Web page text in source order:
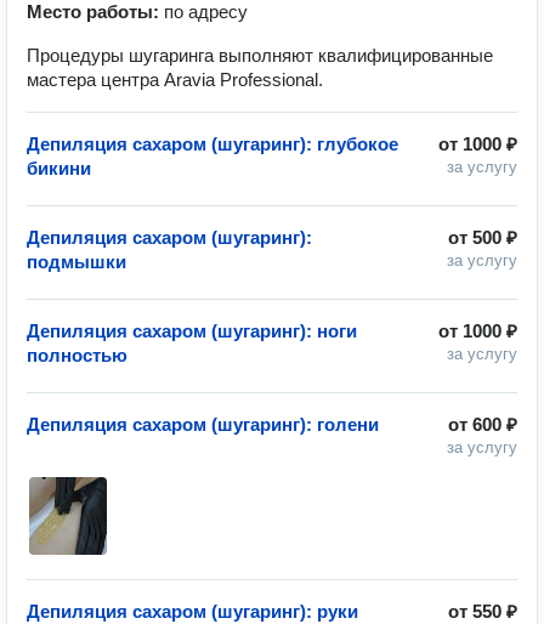
Место работы: по адресу
Процедуры шугаринга выполняют квалифицированные
мастера центра Aravia Professional.
от 1000 ₽
за услугу
Депиляция сахаром (шугаринг): глубокое
бикини
от 500 ₽
за услугу
Депиляция сахаром (шугаринг):
подмышки
от 1000 ₽
за услугу
Депиляция сахаром (шугаринг): ноги
полностью
от 600 ₽
за услугу
Депиляция сахаром (шугаринг): голени
от 550 ₽
Депиляция сахаром (шугаринг): руки